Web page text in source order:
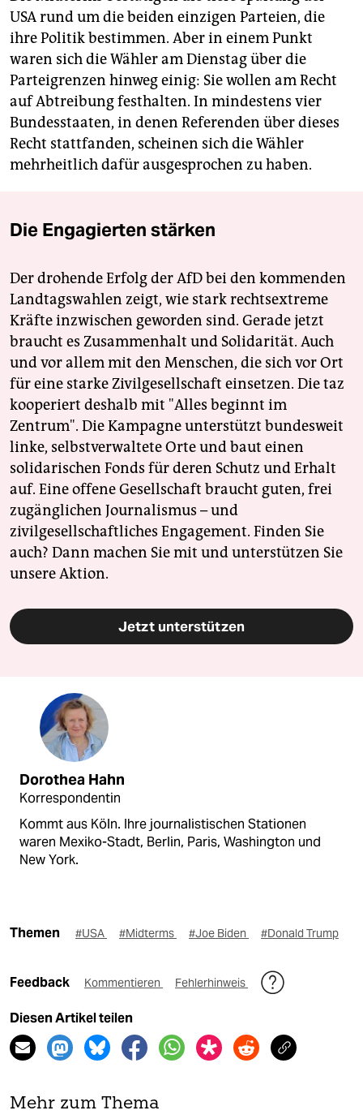
USA rund um die beiden einzigen Parteien, die
ihre Politik bestimmen. Aber in einem Punkt
waren sich die Wähler am Dienstag über die
Parteigrenzen hinweg einig: Sie wollen am Recht
auf Abtreibung festhalten. In mindestens vier
Bundesstaaten, in denen Referenden über dieses
Recht stattfanden, scheinen sich die Wähler
mehrheitlich dafür ausgesprochen zu haben.
Die Engagierten stärken
Der drohende Erfolg der AfD bei den kommenden
Landtagswahlen zeigt, wie stark rechtsextreme
Kräfte inzwischen geworden sind. Gerade jetzt
braucht es Zusammenhalt und Solidarität. Auch
und vor allem mit den Menschen, die sich vor Ort
für eine starke Zivilgesellschaft einsetzen. Die taz
kooperiert deshalb mit "Alles beginnt im
Zentrum". Die Kampagne unterstützt bundesweit
linke, selbstverwaltete Orte und baut einen
solidarischen Fonds für deren Schutz und Erhalt
auf. Eine offene Gesellschaft braucht guten, frei
zugänglichen Journalismus – und
zivilgesellschaftliches Engagement. Finden Sie
auch? Dann machen Sie mit und unterstützen Sie
unsere Aktion.
Jetzt unterstützen
Dorothea Hahn
Korrespondentin
Kommt aus Köln. Ihre journalistischen Stationen
waren Mexiko-Stadt, Berlin, Paris, Washington und
New York.
Themen #USA #Midterms #Joe Biden #Donald Trump
Feedback Kommentieren Fehlerhinweis
Diesen Artikel teilen
Mehr zum Thema